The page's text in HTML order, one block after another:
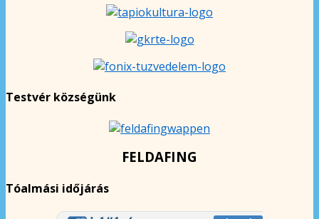
Testvér községünk
FELDAFING
Tóalmási időjárás